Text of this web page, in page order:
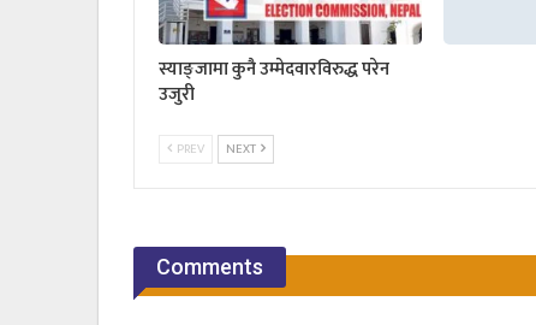
स्याङ्जामा कुनै उम्मेदवारविरुद्ध परेन
उजुरी
PREV NEXT
Comments